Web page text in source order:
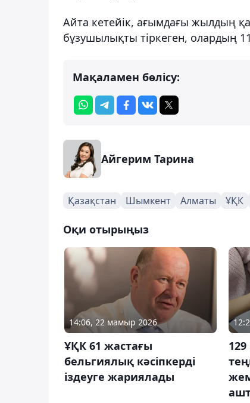
Айта кетейік, ағымдағы жылдың
бұзушылықты тіркеген, олардың
Мақаламен бөлісу:
Айгерим Тарина
Қазақстан Шымкент Алматы ҰҚК
Оқи отырыңыз
14:06, 22 мамыр 2026
ҰҚК 61 жастағы
бельгиялық кәсіпкерді
іздеуге жариялады